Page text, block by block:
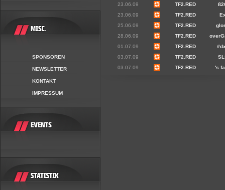
SPONSOREN
NEWSLETTER
KONTAKT
IMPRESSUM
23.06.09
TF2.RED
23.06.09
TF2.RED
25.06.09
TF2.RED
28.06.09
TF2.RED
01.07.09
TF2.RED
03.07.09
TF2.RED
03.07.09
TF2.RED 's